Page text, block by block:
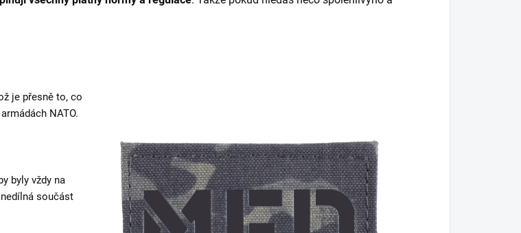
je přesně to, co
NATO.
byly vždy na
součást